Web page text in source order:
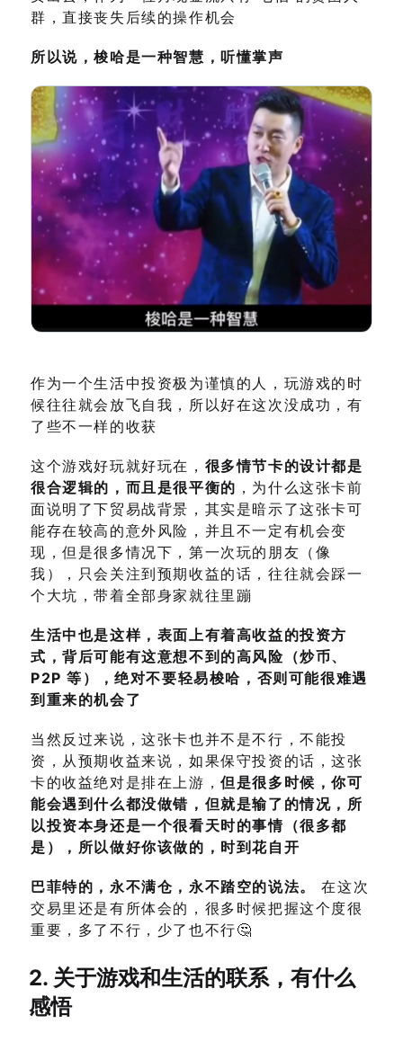
群，直接丧失后续的操作机会
所以说，梭哈是一种智慧，听懂掌声
作为一个生活中投资极为谨慎的人，玩游戏的时
候往往就会放飞自我，所以好在这次没成功，有
了些不一样的收获
这个游戏好玩就好玩在， 很多情节卡的设计都是
很合逻辑的，而且是很平衡的 ，为什么这张卡前
面说明了下贸易战背景，其实是暗示了这张卡可
能存在较高的意外风险，并且不一定有机会变
现，但是很多情况下，第一次玩的朋友（像
我），只会关注到预期收益的话，往往就会踩一
个大坑，带着全部身家就往里蹦
生活中也是这样，表面上有着高收益的投资方
式，背后可能有这意想不到的高风险（炒币、
P2P 等），绝对不要轻易梭哈，否则可能很难遇
到重来的机会了
当然反过来说，这张卡也并不是不行，不能投
资，从预期收益来说，如果保守投资的话，这张
卡的收益绝对是排在上游，但是很多时候，你可
能会遇到什么都没做错，但就是输了的情况，所
以投资本身还是一个很看天时的事情（很多都
是），所以做好你该做的，时到花自开
巴菲特的，永不满仓，永不踏空的说法。
在这次
交易里还是有所体会的，很多时候把握这个度很
重要，多了不行，少了也不行🤔
2. 关于游戏和生活的联系，有什么
感悟